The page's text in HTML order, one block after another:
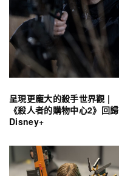
呈現更龐大的殺手世界觀 |
《殺人者的購物中心2》回歸
Disney+